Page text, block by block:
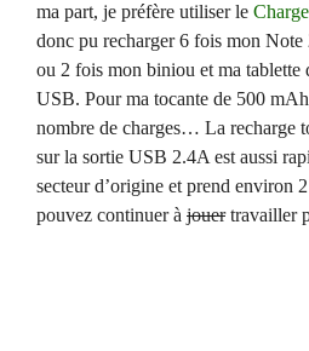
ma part, je préfère utiliser le
donc pu recharger 6 fois mon
ou 2 fois mon biniou et ma tablette
USB. Pour ma tocante de 500
nombre de charges… La recharge
sur la sortie USB 2.4A est aussi
secteur d’origine et prend environ
pouvez continuer à jouertravailler